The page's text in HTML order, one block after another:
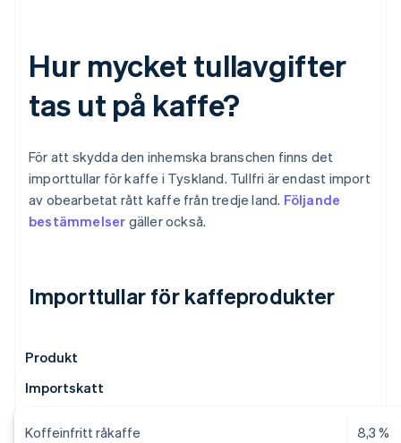
Hur mycket tullavgifter
tas ut på kaffe?
För att skydda den inhemska branschen finns det
importtullar för kaffe i Tyskland. Tullfri är endast import
av obearbetat rått kaffe från tredje land. Följande
bestämmelser gäller också.
Importtullar för kaffeprodukter
Produkt
Importskatt
Koffeinfritt råkaffe 8,3 %